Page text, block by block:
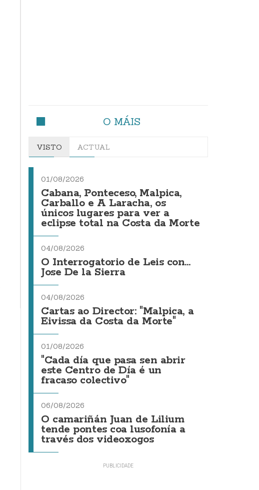
O MÁIS
VISTO ACTUAL
01/08/2026
Cabana, Ponteceso, Malpica,
Carballo e A Laracha, os
únicos lugares para ver a
eclipse total na Costa da Morte
04/08/2026
O Interrogatorio de Leis con...
Jose De la Sierra
04/08/2026
Cartas ao Director: "Malpica, a
Eivissa da Costa da Morte"
01/08/2026
"Cada día que pasa sen abrir
este Centro de Día é un
fracaso colectivo"
06/08/2026
O camariñán Juan de Lilium
tende pontes coa lusofonía a
través dos videoxogos